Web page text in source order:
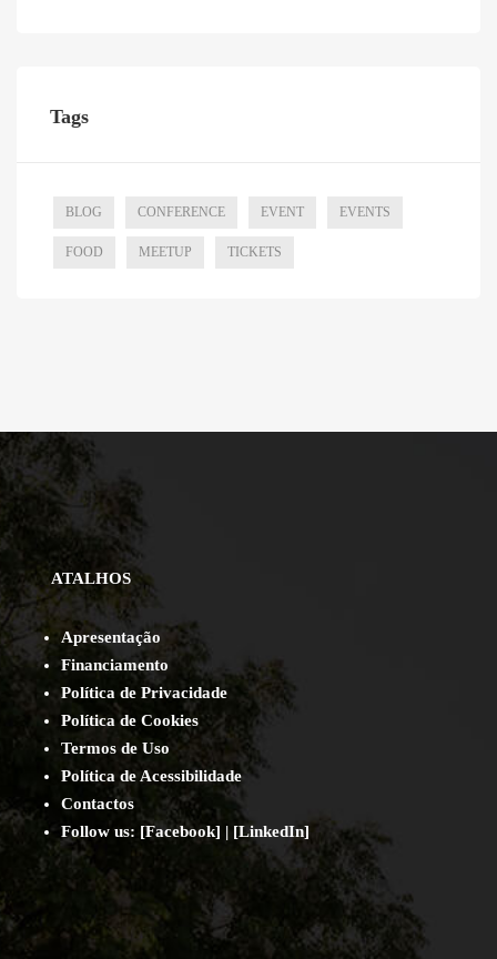
Tags
BLOG CONFERENCE EVENT EVENTS
FOOD MEETUP TICKETS
ATALHOS
Apresentação
Financiamento
Política de Privacidade
Política de Cookies
Termos de Uso
Política de Acessibilidade
Contactos
Follow us: [Facebook] | [LinkedIn]